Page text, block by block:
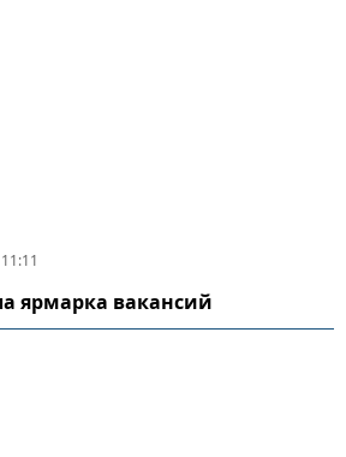
ярмарка вакансий